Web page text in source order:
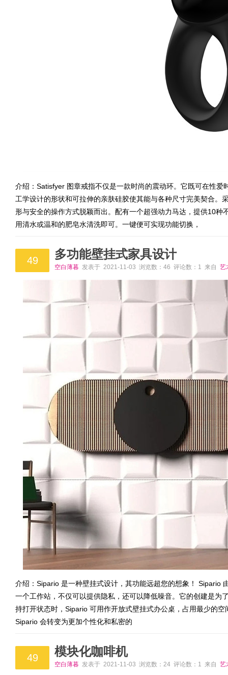
介绍：Satisfyer 图章戒指不仅是一款时尚的震动环。它既可在性
工学设计的形状和可拉伸的亲肤硅胶使其能与各种尺寸完美契合
形与安全的操作方式脱颖而出。配有一个超强动力马达，提供10
用清水或温和的肥皂水清洗即可。一键便可实现功能切换，
49 多功能壁挂式家具设计
空白薄暮 发表于 2021-11-03 浏览数：46 评论数：1 来自 艺
介绍：Sipario 是一种壁挂式设计，其功能远超您的想象！ Sipario
一个工作站，不仅可以提供隐私，还可以降低噪音。它的创建是为
持打开状态时，Sipario 可用作开放式壁挂式办公桌，占用最少的
Sipario 会转变为更加个性化和私密的
49 模块化咖啡机
空白薄暮 发表于 2021-11-03 浏览数：24 评论数：1 来自 艺